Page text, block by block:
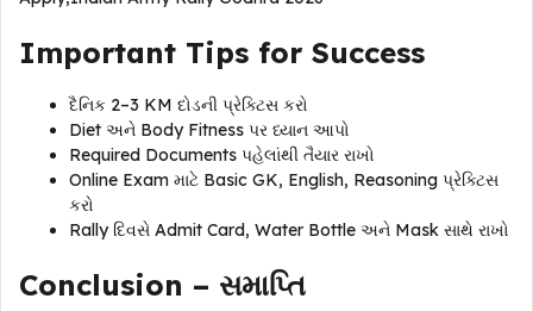
Important Tips for Success
દૈનિક 2–3 KM દોડની પ્રેક્ટિસ કરો
Diet અને Body Fitness પર ધ્યાન આપો
Required Documents પહેલાંથી તૈયાર રાખો
Online Exam માટે Basic GK, English, Reasoning પ્રેક્ટિસ
કરો
Rally દિવસે Admit Card, Water Bottle અને Mask સાથે રાખો
Conclusion – સમાપ્તિ